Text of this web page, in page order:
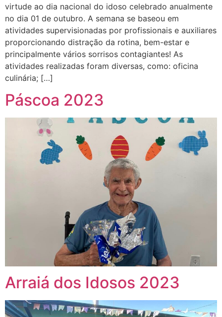
virtude ao dia nacional do idoso celebrado anualmente
no dia 01 de outubro. A semana se baseou em
atividades supervisionadas por profissionais e auxiliares
proporcionando distração da rotina, bem-estar e
principalmente vários sorrisos contagiantes! As
atividades realizadas foram diversas, como: oficina
culinária; […]
Páscoa 2023
Arraiá dos Idosos 2023